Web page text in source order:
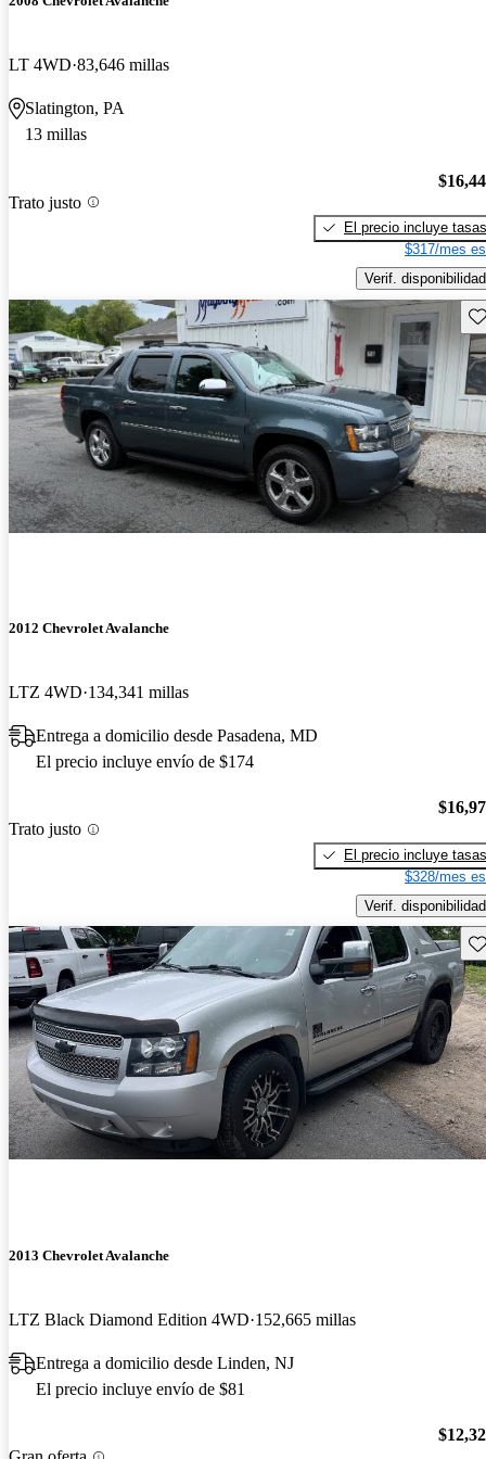
LT 4WD 83,646 millas
Slatington, PA
13 millas
Trato justo
El precio incluye tasas
$317/mes
Verif. disponibilidad
2012 Chevrolet Avalanche
LTZ 4WD 134,341 millas
Entrega a domicilio desde Pasadena, MD
El precio incluye envío de $174
Trato justo
El precio incluye tasas
$328/mes
Verif. disponibilidad
2013 Chevrolet Avalanche
LTZ Black Diamond Edition 4WD 152,665 millas
Entrega a domicilio desde Linden, NJ
El precio incluye envío de $81